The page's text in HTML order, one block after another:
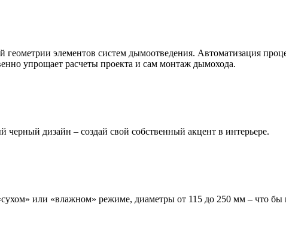
геометрии элементов систем дымоотведения. Автоматизация
упрощает расчеты проекта и сам монтаж дымохода.
дизайн – создай свой собственный акцент в интерьере.
или «влажном» режиме, диаметры от 115 до 250 мм – что